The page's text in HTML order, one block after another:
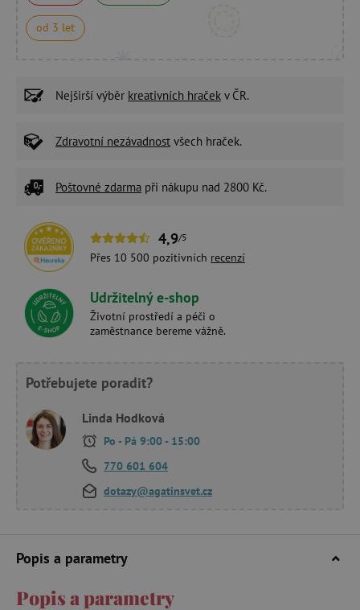
od 3 let
Nejširší výběr kreativních hraček v ČR.
Zdravotní nezávadnost všech hraček.
Poštovné zdarma při nákupu nad 2800 Kč.
4,9/5
Přes 10 500 pozitivních recenzí
Udržitelný e-shop
Životní prostředí a péči o
zaměstnance bereme vážně.
Potřebujete poradit?
Linda Hodková
Po - Pá 9:00 - 15:00
770 601 604
dotazy@agatinsvet.cz
Popis a parametry
Popis a parametry